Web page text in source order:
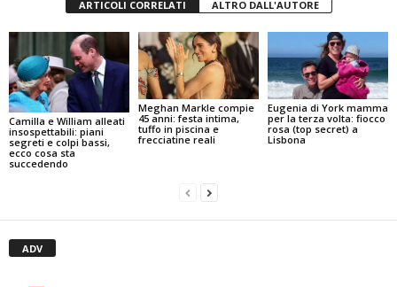
ARTICOLI CORRELATI ALTRO DALL'AUTORE
Camilla e William alleati
insospettabili: piani
segreti e colpi bassi,
ecco cosa sta
succedendo
Meghan Markle compie
45 anni: festa intima,
tuffo in piscina e
frecciatine reali
Eugenia di York mamma
per la terza volta: fiocco
rosa (top secret) a
Lisbona
ADV